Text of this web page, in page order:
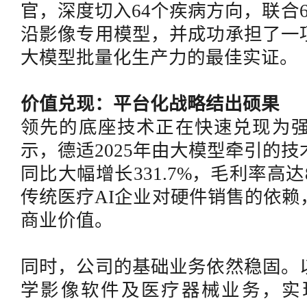
官，深度切入64个疾病方向，联
沿影像专用模型，并成功承担了
大模型批量化生产力的最佳实证。
价值兑现：平台化战略结出硕果
领先的底座技术正在快速兑现为
示，德适2025年由大模型牵引的
同比大幅增长331.7%，毛利率高
传统医疗AI企业对硬件销售的依
商业价值。
同时，公司的基础业务依然稳固
学影像软件及医疗器械业务，